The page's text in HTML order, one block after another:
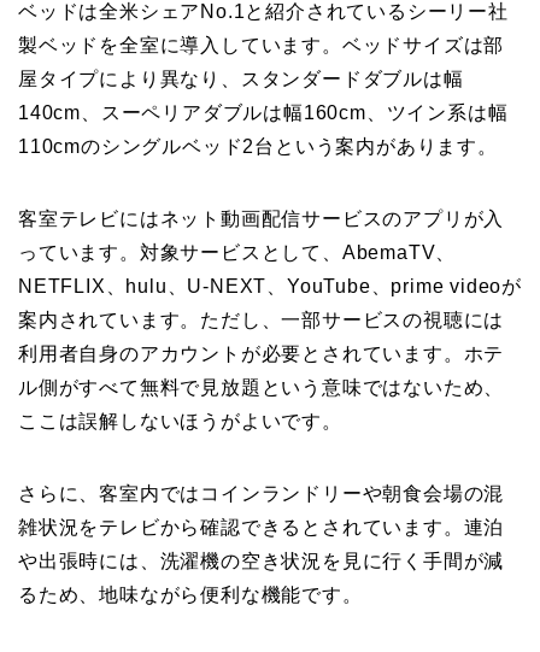
ベッドは全米シェアNo.1と紹介されているシーリー社
製ベッドを全室に導入しています。ベッドサイズは部
屋タイプにより異なり、スタンダードダブルは幅
140cm、スーペリアダブルは幅160cm、ツイン系は幅
110cmのシングルベッド2台という案内があります。
客室テレビにはネット動画配信サービスのアプリが入
っています。対象サービスとして、AbemaTV、
NETFLIX、hulu、U-NEXT、YouTube、prime videoが
案内されています。ただし、一部サービスの視聴には
利用者自身のアカウントが必要とされています。ホテ
ル側がすべて無料で見放題という意味ではないため、
ここは誤解しないほうがよいです。
さらに、客室内ではコインランドリーや朝食会場の混
雑状況をテレビから確認できるとされています。連泊
や出張時には、洗濯機の空き状況を見に行く手間が減
るため、地味ながら便利な機能です。